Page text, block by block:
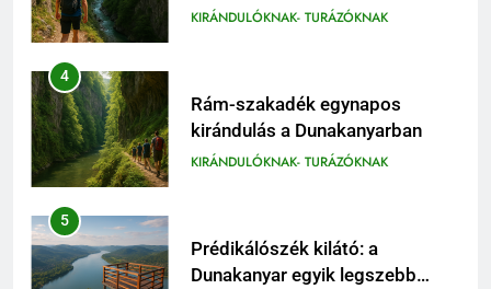
tippek
KIRÁNDULÓKNAK- TURÁZÓKNAK
4
Rám-szakadék egynapos
kirándulás a Dunakanyarban
KIRÁNDULÓKNAK- TURÁZÓKNAK
5
Prédikálószék kilátó: a
Dunakanyar egyik legszebb